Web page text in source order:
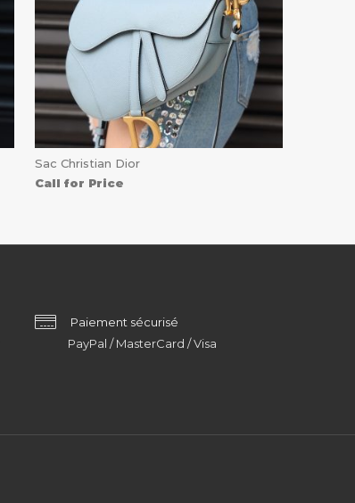
Sac Christian Dior
Call for Price
Paiement sécurisé
PayPal / MasterCard / Visa